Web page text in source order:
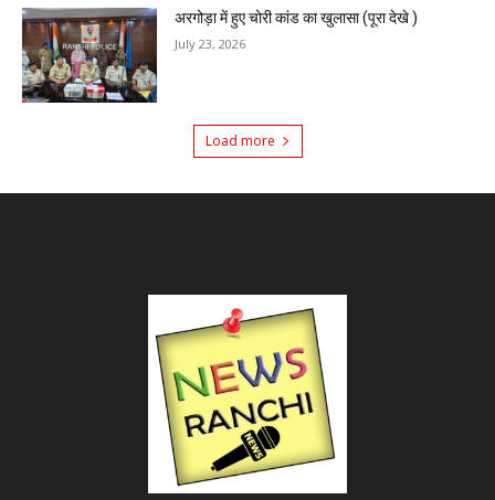
अरगोड़ा में हुए चोरी कांड का खुलासा (पूरा देखे )
July 23, 2026
Load more